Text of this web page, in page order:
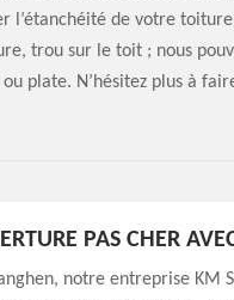
l’étanchéité de votre
trou sur le toit ; nous
plate. N’hésitez plus à
PAS CHER
notre entreprise KM